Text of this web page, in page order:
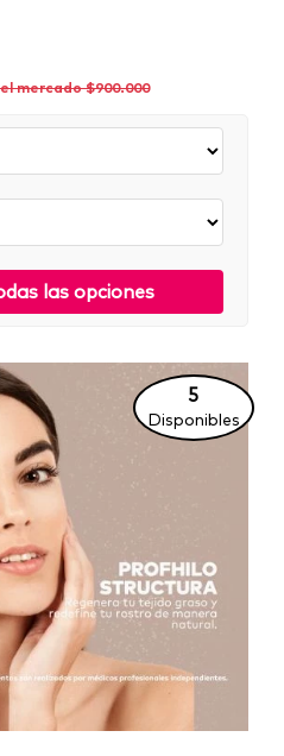
mercado $900.000
las opciones
5
Disponibles